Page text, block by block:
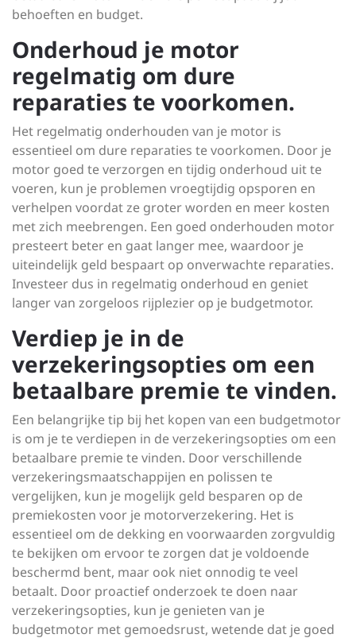
behoeften en budget.
Onderhoud je motor
regelmatig om dure
reparaties te voorkomen.
Het regelmatig onderhouden van je motor is
essentieel om dure reparaties te voorkomen. Door je
motor goed te verzorgen en tijdig onderhoud uit te
voeren, kun je problemen vroegtijdig opsporen en
verhelpen voordat ze groter worden en meer kosten
met zich meebrengen. Een goed onderhouden motor
presteert beter en gaat langer mee, waardoor je
uiteindelijk geld bespaart op onverwachte reparaties.
Investeer dus in regelmatig onderhoud en geniet
langer van zorgeloos rijplezier op je budgetmotor.
Verdiep je in de
verzekeringsopties om een
betaalbare premie te vinden.
Een belangrijke tip bij het kopen van een budgetmotor
is om je te verdiepen in de verzekeringsopties om een
betaalbare premie te vinden. Door verschillende
verzekeringsmaatschappijen en polissen te
vergelijken, kun je mogelijk geld besparen op de
premiekosten voor je motorverzekering. Het is
essentieel om de dekking en voorwaarden zorgvuldig
te bekijken om ervoor te zorgen dat je voldoende
beschermd bent, maar ook niet onnodig te veel
betaalt. Door proactief onderzoek te doen naar
verzekeringsopties, kun je genieten van je
budgetmotor met gemoedsrust, wetende dat je goed